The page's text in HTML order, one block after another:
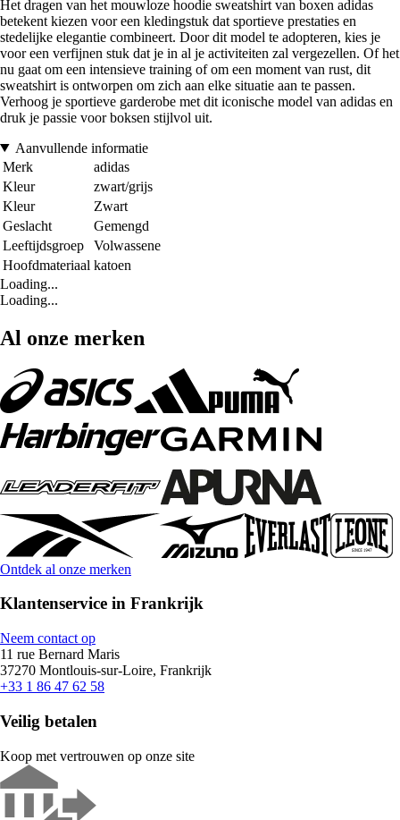
Het dragen van het mouwloze hoodie sweatshirt van boxen adidas
betekent kiezen voor een kledingstuk dat sportieve prestaties en
stedelijke elegantie combineert. Door dit model te adopteren, kies je
voor een verfijnen stuk dat je in al je activiteiten zal vergezellen. Of het
nu gaat om een intensieve training of om een moment van rust, dit
sweatshirt is ontworpen om zich aan elke situatie aan te passen.
Verhoog je sportieve garderobe met dit iconische model van adidas en
druk je passie voor boksen stijlvol uit.
Aanvullende informatie
Merk
adidas
Kleur
zwart/grijs
Kleur
Zwart
Geslacht
Gemengd
Leeftijdsgroep
Volwassene
Hoofdmateriaal katoen
Loading...
Loading...
Al onze merken
Ontdek al onze merken
Klantenservice in Frankrijk
Neem contact op
11 rue Bernard Maris
37270 Montlouis-sur-Loire, Frankrijk
+33 1 86 47 62 58
Veilig betalen
Koop met vertrouwen op onze site